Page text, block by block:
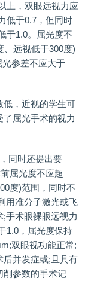
上，双眼远视力应
低于0.7，但同时
于1.0。屈光度不
、远视低于300度)
参差不应大于
，近视的学生可
屈光手术的视力
同时还提出要
屈光度不应超
度)范围，同时不
用准分子激光或飞
手术眼裸眼远视力
1.0，屈光度保持
双眼视功能正常;
后并发症或;且具有
削参数的手术记